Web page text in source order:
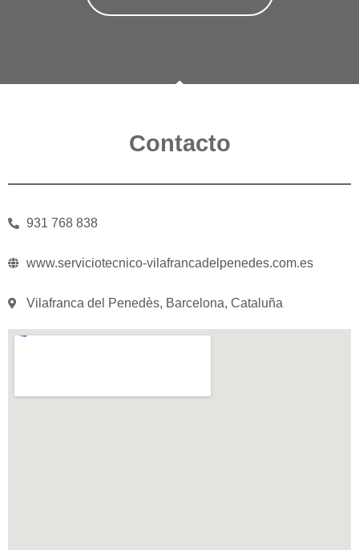
Contacto
931 768 838
www.serviciotecnico-vilafrancadelpenedes.com.es
Vilafranca del Penedès, Barcelona, Cataluña